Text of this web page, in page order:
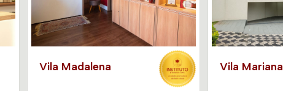
Vila Madalena Vila Mariana